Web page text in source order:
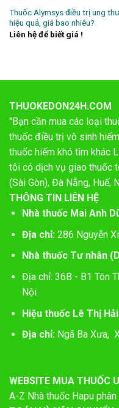
Thuốc Alymsys điều trị ung thư
hiệu quả, giá bao nhiêu?
Liên hệ để biết giá !
THUOKEDON24H.COM
"Bạn cần mua các loại
thuốc điều trị vô sinh
thuốc hiếm khó tìm khác
tôi có dịch vụ giao thuốc
(Sài Gòn), Đà Nẵng, Huế,
THÔNG TIN LIÊN HỆ
Nhà thuốc Mai Anh
Địa chỉ:286 Nguyễn
Nhà thuốc Tư nhân
Địa chỉ: 36B - B1 Tôn
Nội
Hiệu thuốc Lê Thị Hải
Địa chỉ: Ngã Ba Xưa,
WEBSITE MUA THUỐC
A-Z Nhà thuốc Hapu